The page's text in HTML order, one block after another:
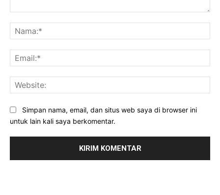
Simpan nama, email, dan situs web saya di browser ini
untuk lain kali saya berkomentar.